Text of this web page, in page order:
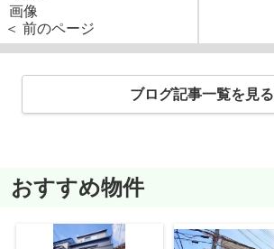
＜ 前のページ
ブログ記事一覧を見る
おすすめ物件